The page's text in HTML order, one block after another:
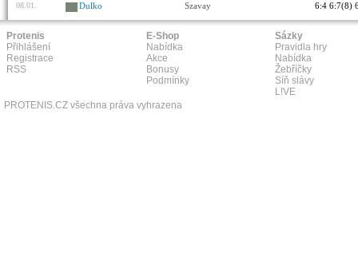
08.01. Dulko Szavay 6:4 6:7(8)
Protenis
Přihlášení
Registrace
RSS
E-Shop
Nabídka
Akce
Bonusy
Podmínky
Sázky
Pravidla hry
Nabídka
Žebříčky
Síň slávy
L!VE
PROTENIS.CZ všechna práva vyhrazena